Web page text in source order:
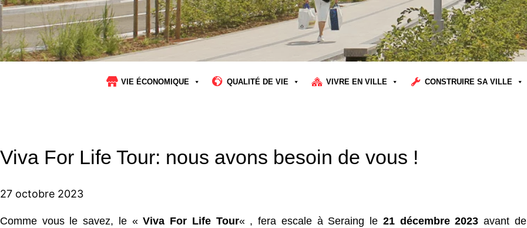
VIE ÉCONOMIQUE QUALITÉ DE VIE VIVRE EN VILLE CONSTRUIRE SA VILLE
Viva For Life Tour: nous avons besoin de vous !
27 octobre 2023
Comme vous le savez, le «Viva For Life Tour« , fera escale à Seraing le 21 décembre 2023 avant de